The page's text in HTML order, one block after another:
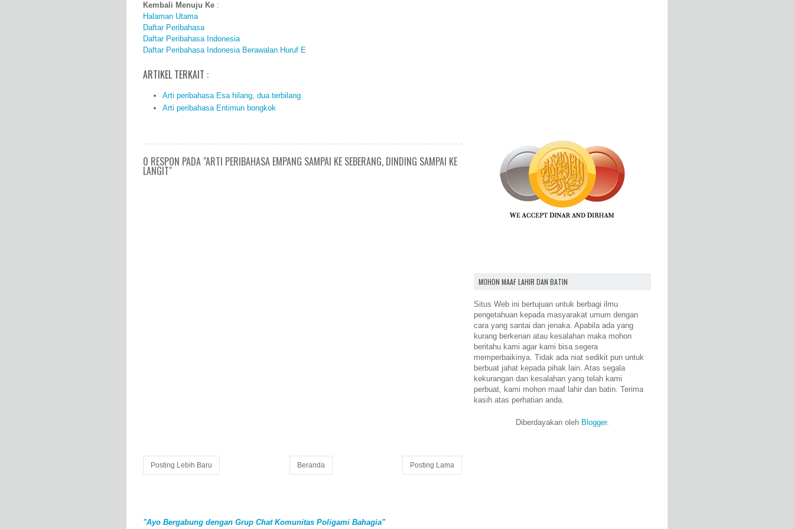
Kembali Menuju Ke :
Halaman Utama
Daftar Peribahasa
Daftar Peribahasa Indonesia
Daftar Peribahasa Indonesia Berawalan Huruf E
ARTIKEL TERKAIT :
Arti peribahasa Esa hilang, dua terbilang
Arti peribahasa Entimun bongkok
0 RESPON PADA "ARTI PERIBAHASA EMPANG SAMPAI KE SEBERANG, DINDING SAMPAI KE
LANGIT"
Posting Lebih Baru Posting Lama
Beranda
"Ayo Bergabung dengan Grup Chat Komunitas Poligami Bahagia"
MOHON MAAF LAHIR DAN BATIN
Situs Web ini bertujuan untuk berbagi ilmu
pengetahuan kepada masyarakat umum dengan
cara yang santai dan jenaka. Apabila ada yang
kurang berkenan atau kesalahan maka mohon
beritahu kami agar kami bisa segera
memperbaikinya. Tidak ada niat sedikit pun untuk
berbuat jahat kepada pihak lain. Atas segala
kekurangan dan kesalahan yang telah kami
perbuat, kami mohon maaf lahir dan batin. Terima
kasih atas perhatian anda.
Diberdayakan oleh Blogger.